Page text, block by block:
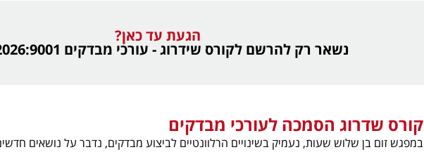
הגעת עד כאן?
נשאר רק להרשם לקורס שידרוג - עורכי מבדקים 2026:9001 ISO
קורס שדרוג הסמכה לעורכי מבדקים
במפגש זום בן שלוש שעות, נעמיק בשינויים הרלוונטיים לביצוע מבדקים, נדבר על נושאים